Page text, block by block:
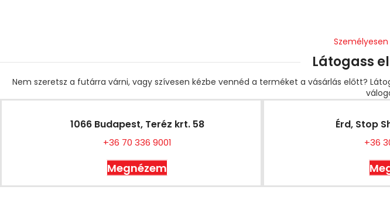
Látogass
Nem szeretsz a futárra várni, vagy szívesen kézbe vennéd a terméket a vásárlás előtt?
1066 Budapest, Teréz krt. 58
+36 70 336 9001
Megnézem
Érd, Stop
+36